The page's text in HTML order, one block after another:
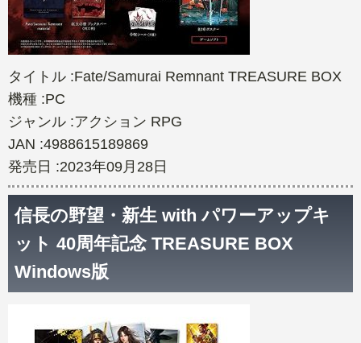
タイトル :Fate/Samurai Remnant TREASURE BOX
機種 :PC
ジャンル :アクション RPG
JAN :4988615189869
発売日 :2023年09月28日
信長の野望・新生 with パワーアップキ
ット 40周年記念 TREASURE BOX
Windows版